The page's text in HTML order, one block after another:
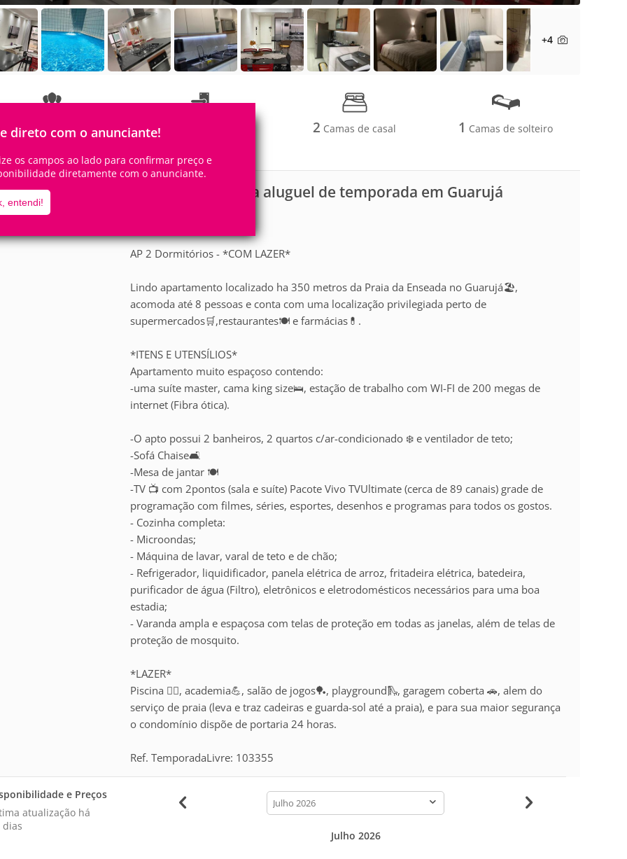
direto com o anunciante!
os campos ao lado para confirmar preço e
diretamente com o anunciante.
entendi!
+4
8Pessoas 2 Camas de casal 1 Camas de solteiro
Apartamento para aluguel de temporada em Guarujá
AP 2 Dormitórios - *COM LAZER*
Lindo apartamento localizado ha 350 metros da Praia da Enseada no Guarujá🏖️,
acomoda até 8 pessoas e conta com uma localização privilegiada perto de
supermercados🛒,restaurantes🍽️ e farmácias💊.
*ITENS E UTENSÍLIOS*
Apartamento muito espaçoso contendo:
-uma suíte master, cama king size🛌, estação de trabalho com WI-FI de 200 megas de
internet (Fibra ótica).
-O apto possui 2 banheiros, 2 quartos c/ar-condicionado ❄️ e ventilador de teto;
-Sofá Chaise🛋️
-Mesa de jantar 🍽️
-TV 📺 com 2pontos (sala e suíte) Pacote Vivo TVUltimate (cerca de 89 canais) grade de
programação com filmes, séries, esportes, desenhos e programas para todos os gostos.
- Cozinha completa:
- Microondas;
- Máquina de lavar, varal de teto e de chão;
- Refrigerador, liquidificador, panela elétrica de arroz, fritadeira elétrica, batedeira,
purificador de água (Filtro), eletrônicos e eletrodomésticos necessários para uma boa
estadia;
- Varanda ampla e espaçosa com telas de proteção em todas as janelas, além de telas de
proteção de mosquito.
*LAZER*
Piscina 🏊‍♂️, academia💪, salão de jogos🏓, playground🛝, garagem coberta 🚗, alem do
serviço de praia (leva e traz cadeiras e guarda-sol até a praia), e para sua maior segurança
o condomínio dispõe de portaria 24 horas.
Ref. TemporadaLivre: 103355
e Preços
atualização há
dias
calendar-
month
Julho 2026